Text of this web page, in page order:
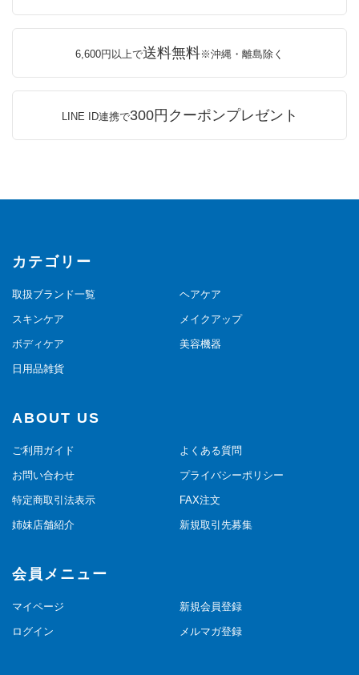
6,600円以上で送料無料※沖縄・離島除く
LINE ID連携で300円クーポンプレゼント
カテゴリー
取扱ブランド一覧 ヘアケア
スキンケア メイクアップ
ボディケア 美容機器
日用品雑貨
ABOUT US
ご利用ガイド よくある質問
お問い合わせ プライバシーポリシー
特定商取引法表示 FAX注文
姉妹店舗紹介 新規取引先募集
会員メニュー
マイページ 新規会員登録
ログイン メルマガ登録